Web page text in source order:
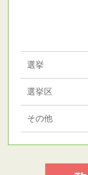
選挙
選挙区
その他